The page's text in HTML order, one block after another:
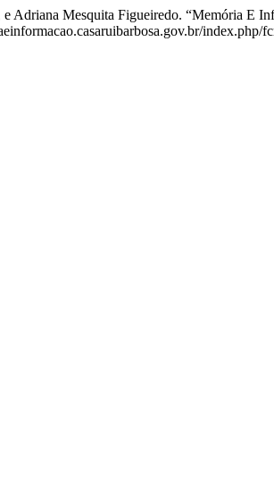
Adriana Mesquita Figueiredo. “Memória E
index.php/